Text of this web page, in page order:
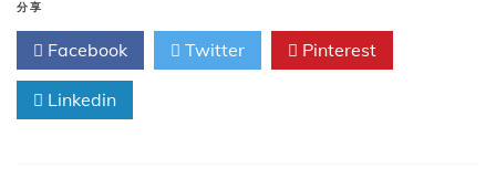
华
盛
顿
分享
Facebook Twitter Pinterest
Linkedin